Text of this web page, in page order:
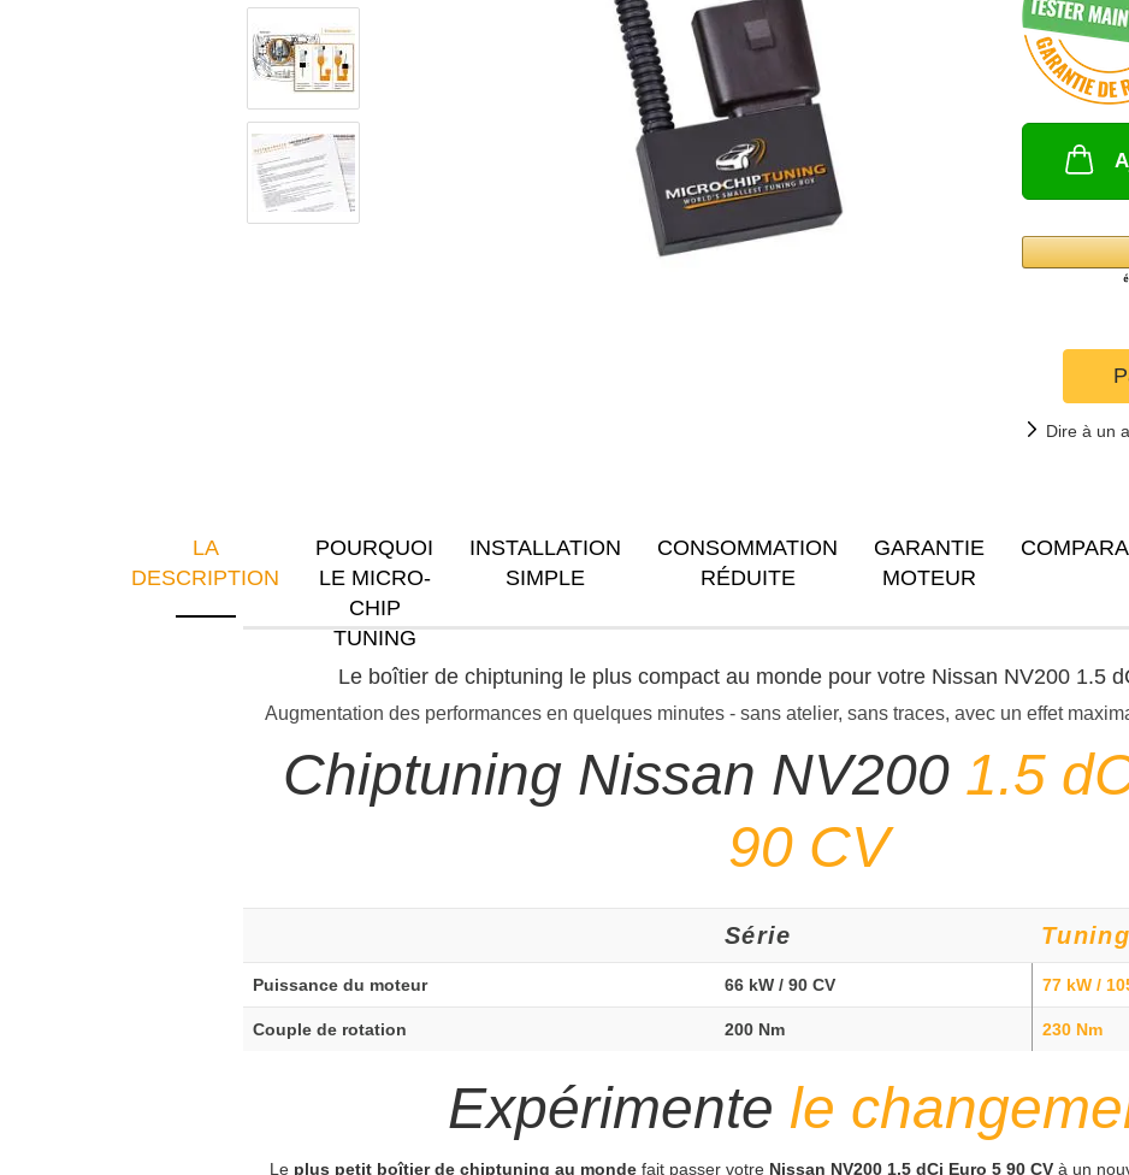
Dire à un
LA
DESCRIPTION
POURQUOI
LE MICRO-
CHIP
TUNING
INSTALLATION
SIMPLE
CONSOMMATION
RÉDUITE
GARANTIE
MOTEUR
Le boîtier de chiptuning le plus compact au monde pour votre Nissan NV200 1.5
Augmentation des performances en quelques minutes - sans atelier, sans traces, avec un effet
Chiptuning Nissan NV200 1.5
90 CV
Série Tuning
Puissance du moteur 66 kW / 90 CV 77 kW /
Couple de rotation 200 Nm 230 Nm
Expérimente le
Le plus petit boîtier de chiptuning au mondefait passer votre Nissan NV200 1.5 dCi Euro 5 90 CVà un